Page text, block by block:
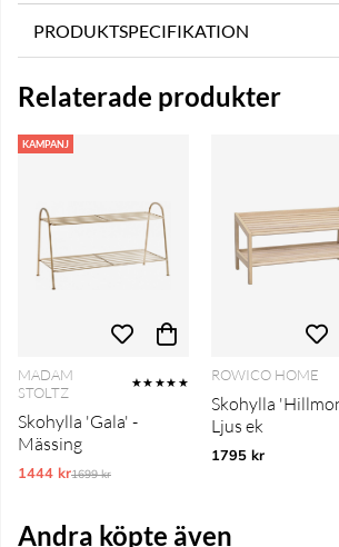
PRODUKTSPECIFIKATION
Relaterade produkter
KAMPANJ
MADAM
STOLTZ
★★★★★
Skohylla 'Gala' -
Mässing
1444 krOrdinarie pris:
1699 kr
ROWICO HOME
Skohylla
Ljus ek
1795 kr
Andra köpte även